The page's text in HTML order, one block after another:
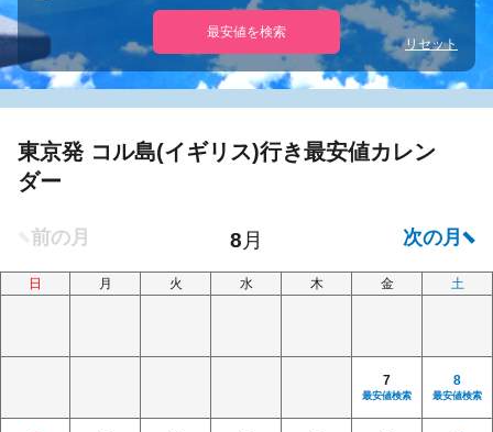
最安値を検索
リセット
東京発 コル島(イギリス)行き最安値カレン
ダー
日 月 火 水 木 金 土
7
最安値検索
8
最安値検索